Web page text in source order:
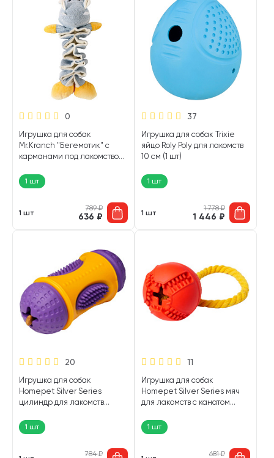
0
Игрушка для собак
Mr.Kranch "Бегемотик" с
карманами под лакомство
1 шт
1 шт
789₽
636 ₽
37
Игрушка для собак Trixie
яйцо Roly Poly для лакомств
10 см (1 шт)
1 шт
1 шт
1 778₽
1 446 ₽
20
Игрушка для собак
Homepet Silver Series
цилиндр для лакомств
см х 13 см (1 шт)
1 шт
784₽
11
Игрушка для собак
Homepet Silver Series мяч
для лакомств с канатом
шт)1 шт
681₽